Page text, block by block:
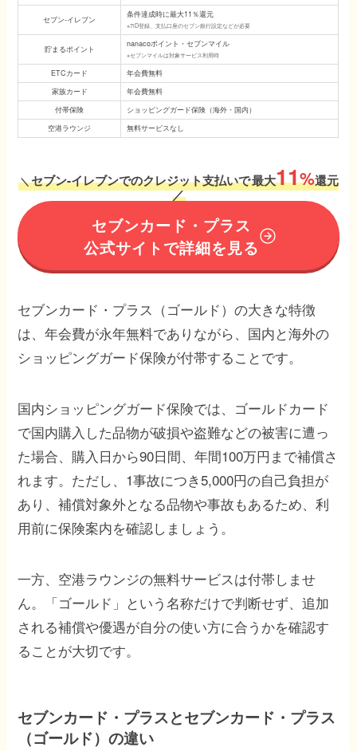
セブン-イレブン
条件達成時に最大11％還元
※7iD登録、支払口座のセブン銀行設定などが必要
貯まるポイント
nanacoポイント・セブンマイル
※セブンマイルは対象サービス利用時
ETCカード
年会費無料
家族カード
年会費無料
付帯保険
ショッピングガード保険（海外・国内）
空港ラウンジ
無料サービスなし
＼セブン-イレブンでのクレジット支払いで最大11%還元
／
セブンカード・プラス
公式サイトで詳細を見る
セブンカード・プラス（ゴールド）の大きな特徴
は、年会費が永年無料でありながら、国内と海外の
ショッピングガード保険が付帯することです。
国内ショッピングガード保険では、ゴールドカード
で国内購入した品物が破損や盗難などの被害に遭っ
た場合、購入日から90日間、年間100万円まで補償さ
れます。ただし、1事故につき5,000円の自己負担が
あり、補償対象外となる品物や事故もあるため、利
用前に保険案内を確認しましょう。
一方、空港ラウンジの無料サービスは付帯しませ
ん。「ゴールド」という名称だけで判断せず、追加
される補償や優遇が自分の使い方に合うかを確認す
ることが大切です。
セブンカード・プラスとセブンカード・プラス
（ゴールド）の違い